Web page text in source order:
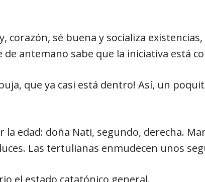
corazón, sé buena y socializa
antemano sabe que la iniciativa está
que ya casi está dentro! Así, un
la edad: doña Nati, segundo, derecha.
Las tertulianas enmudecen unos